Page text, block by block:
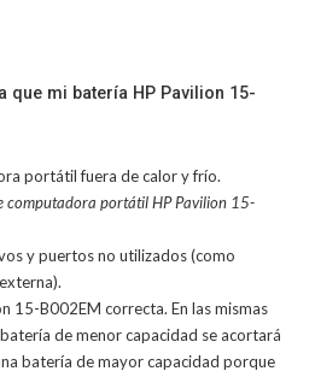
que mi batería HP Pavilion 15-
portátil fuera de calor y frío.
computadora portátil HP Pavilion 15-
y puertos no utilizados (como
15-B002EM correcta. En las mismas
de menor capacidad se acortará
batería de mayor capacidad porque